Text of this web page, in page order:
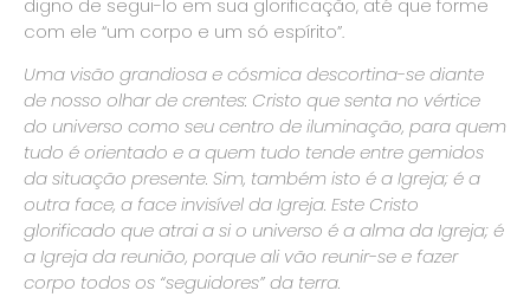
digno de segui-lo em sua glorificação, até que forme
com ele “um corpo e um só espírito”.
Uma visão grandiosa e cósmica descortina-se diante
de nosso olhar de crentes: Cristo que senta no vértice
do universo como seu centro de iluminação, para quem
tudo é orientado e a quem tudo tende entre gemidos
da situação presente. Sim, também isto é a Igreja; é a
outra face, a face invisível da Igreja. Este Cristo
glorificado que atrai a si o universo é a alma da Igreja; é
a Igreja da reunião, porque ali vão reunir-se e fazer
corpo todos os “seguidores” da terra.